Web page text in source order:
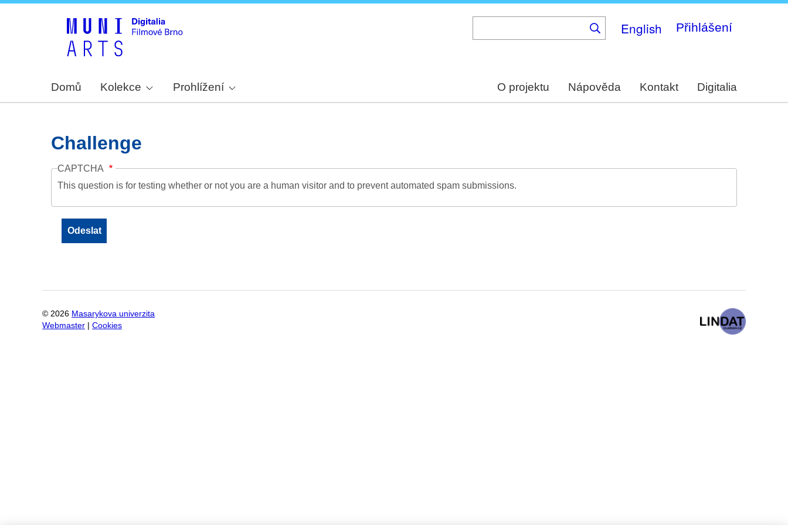
English Přihlášení
Domů Kolekce Prohlížení O projektu Nápověda Kontakt Digitalia
Challenge
CAPTCHA
This question is for testing whether or not you are a human visitor and to prevent automated spam submissions.
© 2026 Masarykova univerzita
Webmaster
Cookies